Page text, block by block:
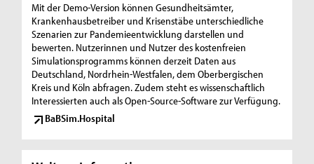
Mit der Demo-Version können Gesundheitsämter,
Krankenhausbetreiber und Krisenstäbe unterschiedliche
Szenarien zur Pandemieentwicklung darstellen und
bewerten. Nutzerinnen und Nutzer des kostenfreien
Simulationsprogramms können derzeit Daten aus
Deutschland, Nordrhein-Westfalen, dem Oberbergischen
Kreis und Köln abfragen. Zudem steht es wissenschaftlich
Interessierten auch als Open-Source-Software zur Verfügung.
BaBSim.Hospital